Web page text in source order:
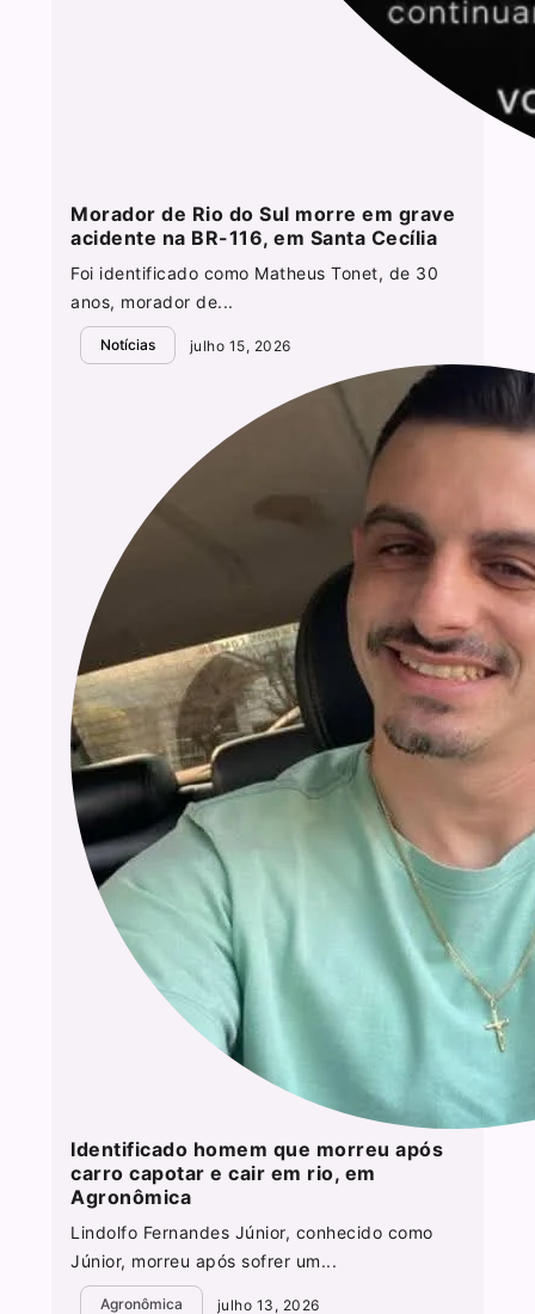
Morador de Rio do Sul morre em grave
acidente na BR-116, em Santa Cecília
Foi identificado como Matheus Tonet, de 30
anos, morador de...
Notícias julho 15, 2026
Identificado homem que morreu após
carro capotar e cair em rio, em
Agronômica
Lindolfo Fernandes Júnior, conhecido como
Júnior, morreu após sofrer um...
Agronômica julho 13, 2026